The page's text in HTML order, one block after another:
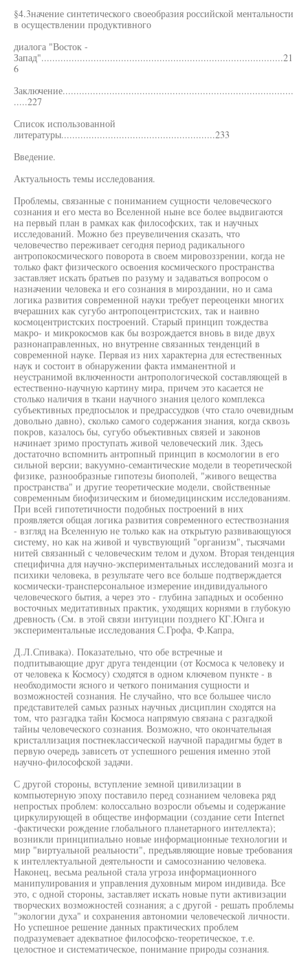
§4.3начение синтетического своеобразия российской ментальности
в осуществлении продуктивного
диалога "Восток -
Запад"........................................................................................21
6
Заключение....................................................................................
.....227
Список использованной
литературы........................................................233
Введение.
Актуальность темы исследования.
Проблемы, связанные с пониманием сущности человеческого
сознания и его места во Вселенной ныне все более выдвигаются
на первый план в рамках как философских, так и научных
исследований. Можно без преувеличения сказать, что
человечество переживает сегодня период радикального
антропокосмического поворота в своем мировоззрении, когда не
только факт физического освоения космического пространства
заставляет искать братьев по разуму и задаваться вопросом о
назначении человека и его сознания в мироздании, но и сама
логика развития современной науки требует переоценки многих
вчерашних как сугубо антропоцентристских, так и наивно
космоцентристских построений. Старый принцип тождества
макро- и микрокосмов как бы возрождается вновь в виде двух
разнонаправленных, но внутренне связанных тенденций в
современной науке. Первая из них характерна для естественных
наук и состоит в обнаружении факта имманентной и
неустранимой включенности антропологической составляющей в
естественно-научную картину мира, причем это касается не
столько наличия в ткани научного знания целого комплекса
субъективных предпосылок и предрассудков (что стало очевидным
довольно давно), сколько самого содержания знания, когда сквозь
покров, казалось бы, сугубо объективных связей и законов
начинает зримо проступать живой человеческий лик. Здесь
достаточно вспомнить антропный принцип в космологии в его
сильной версии; вакуумно-семантические модели в теоретической
физике, разнообразные гипотезы биополей, "живого вещества
пространства" и другие теоретические модели, свойственные
современным биофизическим и биомедицинским исследованиям.
При всей гипотетичности подобных построений в них
проявляется общая логика развития современного естествознания
- взгляд на Вселенную не только как на открытую развивающуюся
систему, но как на живой и чувствующий "организм", тысячами
нитей связанный с человеческим телом и духом. Вторая тенденция
специфична для научно-экспериментальных исследований мозга и
психики человека, в результате чего все больше подтверждается
космически-трансперсональное измерение индивидуального
человеческого бытия, а через это - глубина западных и особенно
восточных медитативных практик, уходящих корнями в глубокую
древность (См. в этой связи интуиции позднего КГ.Юнга и
экспериментальные исследования С.Грофа, Ф.Капра,
Д.Л.Спивака). Показательно, что обе встречные и
подпитывающие друг друга тенденции (от Космоса к человеку и
от человека к Космосу) сходятся в одном ключевом пункте - в
необходимости ясного и четкого понимания сущности и
возможностей сознания. Не случайно, что все большее число
представителей самых разных научных дисциплин сходятся на
том, что разгадка тайн Космоса напрямую связана с разгадкой
тайны человеческого сознания. Возможно, что окончательная
кристаллизация постнеклассической научной парадигмы будет в
первую очередь зависеть от успешного решения именно этой
научно-философской задачи.
С другой стороны, вступление земной цивилизации в
компьютерную эпоху поставило перед сознанием человека ряд
непростых проблем: колоссально возросли объемы и содержание
циркулирующей в обществе информации (создание сети Internet
-фактически рождение глобального планетарного интеллекта);
возникли принципиально новые информационные технологии и
мир "виртуальной реальности", предъявляющие новые требования
к интеллектуальной деятельности и самосознанию человека.
Наконец, весьма реальной стала угроза информационного
манипулирования и управления духовным миром индивида. Все
это, с одной стороны, заставляет искать новые пути активизации
творческих возможностей сознания; а с другой - решать проблемы
"экологии духа" и сохранения автономии человеческой личности.
Но успешное решение данных практических проблем
подразумевает адекватное философско-теоретическое, т.е.
целостное и систематическое, понимание природы сознания.